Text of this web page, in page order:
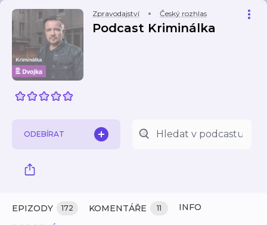
Zpravodajství Český rozhlas
Podcast Kriminálka
ODEBÍRAT
EPIZODY 172 KOMENTÁŘE 11
INFO